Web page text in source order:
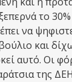
το
να
και
αυτό. Οι
της